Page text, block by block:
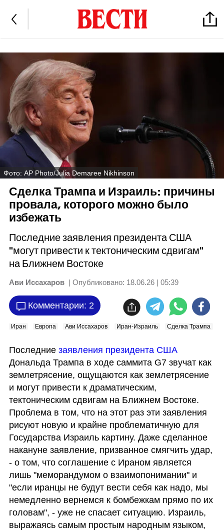
Фото: AP Photo/Julia Demaree Nikhinson
Сделка Трампа и Израиль: причины
провала, которого можно было
избежать
Последние заявления президента США
"могут привести к тектоническим сдвигам"
на Ближнем Востоке
Ави Иссахаров | Опубликовано: 18.06.26 | 05:39
Комментарии: 2
Иран Европа Ави Иссахаров Иран-Израиль Сделка Трампа
Последние заявления президента США
Дональда Трампа в ходе саммита G7 звучат как
землетрясение, ощущаются как землетрясение
и могут привести к драматическим,
тектоническим сдвигам на Ближнем Востоке.
Проблема в том, что на этот раз эти заявления
рисуют новую и крайне проблематичную для
Государства Израиль картину. Даже сделанное
накануне заявление, призванное смягчить удар,
- о том, что соглашение с Ираном является
лишь "меморандумом о взаимопонимании" и
"если иранцы не будут вести себя как надо, мы
немедленно вернемся к бомбежкам прямо по их
головам", - уже не спасает ситуацию. Израиль,
выражаясь самым простым народным языком,